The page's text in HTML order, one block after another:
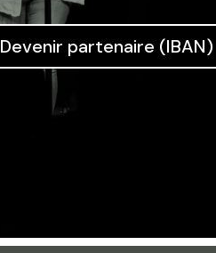
Devenir partenaire (IBAN)